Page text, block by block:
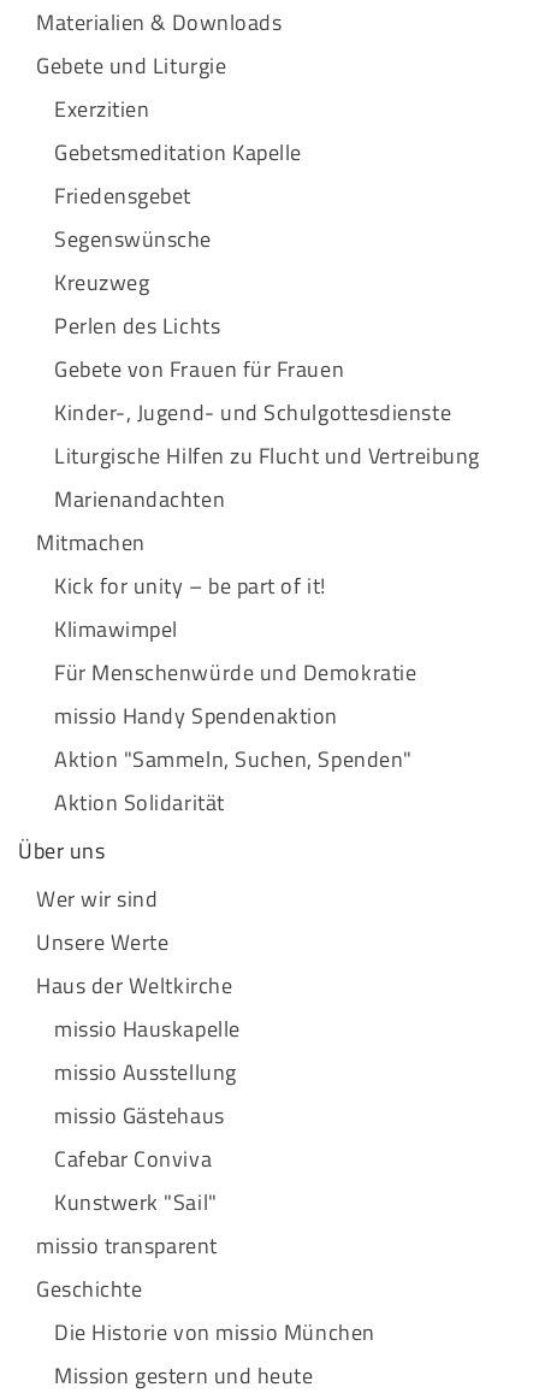
Materialien & Downloads
Gebete und Liturgie
Exerzitien
Gebetsmeditation Kapelle
Friedensgebet
Segenswünsche
Kreuzweg
Perlen des Lichts
Gebete von Frauen für Frauen
Kinder-, Jugend- und Schulgottesdienste
Liturgische Hilfen zu Flucht und Vertreibung
Marienandachten
Mitmachen
Kick for unity – be part of it!
Klimawimpel
Für Menschenwürde und Demokratie
missio Handy Spendenaktion
Aktion "Sammeln, Suchen, Spenden"
Aktion Solidarität
Über uns
Wer wir sind
Unsere Werte
Haus der Weltkirche
missio Hauskapelle
missio Ausstellung
missio Gästehaus
Cafebar Conviva
Kunstwerk "Sail"
missio transparent
Geschichte
Die Historie von missio München
Mission gestern und heute